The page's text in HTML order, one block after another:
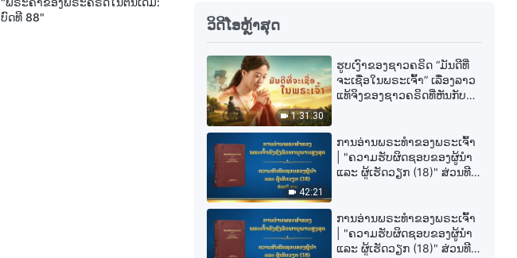
ບົດທີ 88"
ວິດີໂອຫຼ້າສຸດ
1:31:30
ຮູບເງົາຂອງຊາວຄຣິດ “ມັນດີທີ່
ຈະເຊື່ອໃນພຣະເຈົ້າ” ເລື່ອງລາວ
ແທ້ຈິງຂອງຊາວຄຣິດທີ່ຫັນກັບ
42:21
ການອ່ານພຣະທຳຂອງພຣະເຈົ້າ
| "ຄວາມຮັບຜິດຊອບຂອງຜູ້ນໍາ
ແລະ ຜູ້ເຮັດວຽກ (18)" ສ່ວນທີ
ການອ່ານພຣະທຳຂອງພຣະເຈົ້າ
| "ຄວາມຮັບຜິດຊອບຂອງຜູ້ນໍາ
ແລະ ຜູ້ເຮັດວຽກ (18)" ສ່ວນທີ